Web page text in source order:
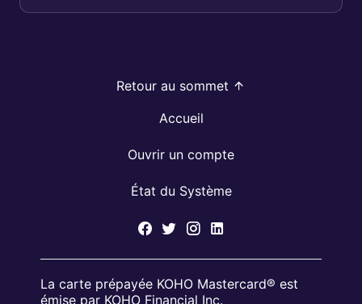
Retour au sommet
Accueil
Ouvrir un compte
État du Système
La carte prépayée KOHO Mastercard® est
émise par KOHO Financial Inc.